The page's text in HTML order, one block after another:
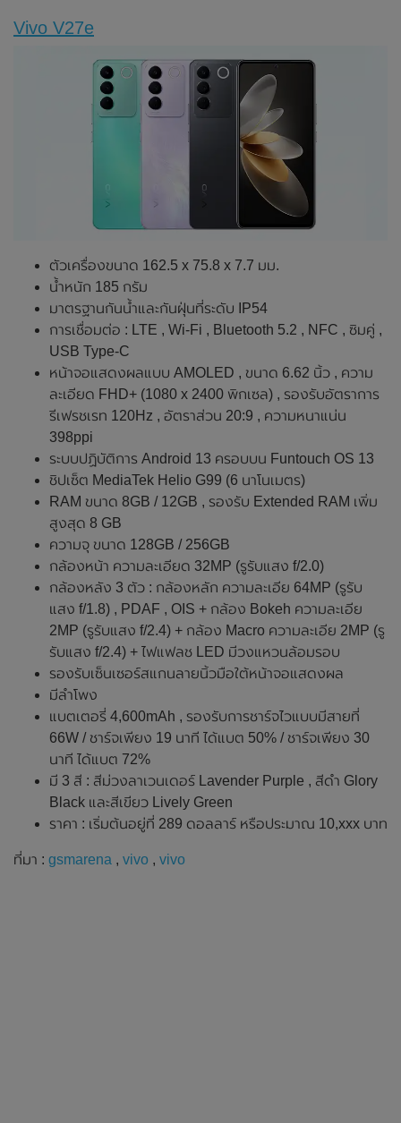
Vivo V27e
ตัวเครื่องขนาด 162.5 x 75.8 x 7.7 มม.
น้ำหนัก 185 กรัม
มาตรฐานกันน้ำและกันฝุ่นที่ระดับ IP54
การเชื่อมต่อ : LTE , Wi-Fi , Bluetooth 5.2 , NFC , ซิมคู่ ,
USB Type-C
หน้าจอแสดงผลแบบ AMOLED , ขนาด 6.62 นิ้ว , ความ
ละเอียด FHD+ (1080 x 2400 พิกเซล) , รองรับอัตราการ
รีเฟรชเรท 120Hz , อัตราส่วน 20:9 , ความหนาแน่น
398ppi
ระบบปฏิบัติการ Android 13 ครอบบน Funtouch OS 13
ชิปเซ็ต MediaTek Helio G99 (6 นาโนเมตร)
RAM ขนาด 8GB / 12GB , รองรับ Extended RAM เพิ่ม
สูงสุด 8 GB
ความจุ ขนาด 128GB / 256GB
กล้องหน้า ความละเอียด 32MP (รูรับแสง f/2.0)
กล้องหลัง 3 ตัว : กล้องหลัก ความละเอีย 64MP (รูรับ
แสง f/1.8) , PDAF , OIS + กล้อง Bokeh ความละเอีย
2MP (รูรับแสง f/2.4) + กล้อง Macro ความละเอีย 2MP (รู
รับแสง f/2.4) + ไฟแฟลช LED มีวงแหวนล้อมรอบ
รองรับเซ็นเซอร์สแกนลายนิ้วมือใต้หน้าจอแสดงผล
มีลำโพง
แบตเตอรี่ 4,600mAh , รองรับการชาร์จไวแบบมีสายที่
66W / ชาร์จเพียง 19 นาที ได้แบต 50% / ชาร์จเพียง 30
นาที ได้แบต 72%
มี 3 สี : สีม่วงลาเวนเดอร์ Lavender Purple , สีดำ Glory
Black และสีเขียว Lively Green
ราคา : เริ่มต้นอยู่ที่ 289 ดอลลาร์ หรือประมาณ 10,xxx บาท
ที่มา : gsmarena , vivo , vivo